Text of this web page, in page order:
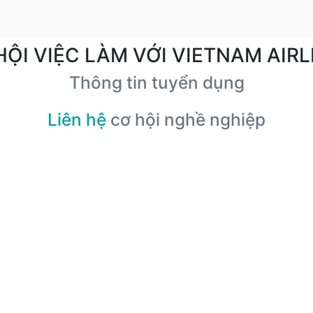
VIỆC LÀM VỚI VIETNAM
Thông tin tuyển dụng
Liên hệ cơ hội nghề nghiệp